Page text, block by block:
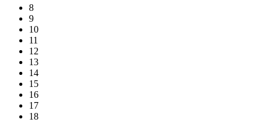
8
9
10
11
12
13
14
15
16
17
18